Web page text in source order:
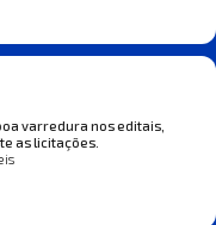
varredura nos editais,
as licitações.